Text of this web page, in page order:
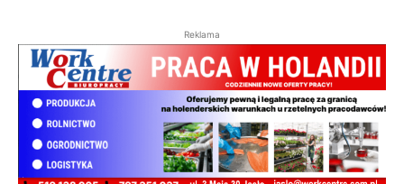
Reklama